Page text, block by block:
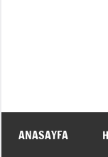
ANASAYFA